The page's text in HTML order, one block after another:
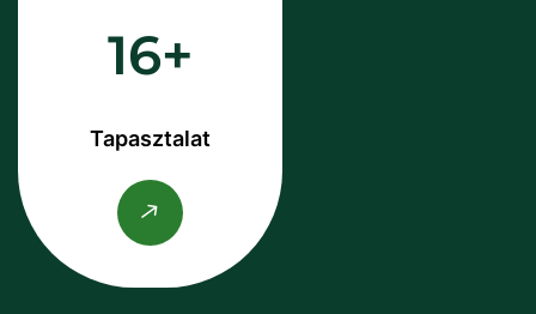
16
Tapasztalat